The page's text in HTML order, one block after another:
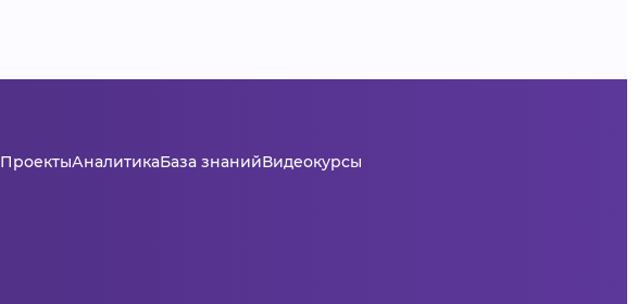
ПроектыАналитикаБаза знанийВидеокурсы